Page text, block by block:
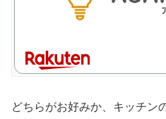
どちらがお好みか、キッチン